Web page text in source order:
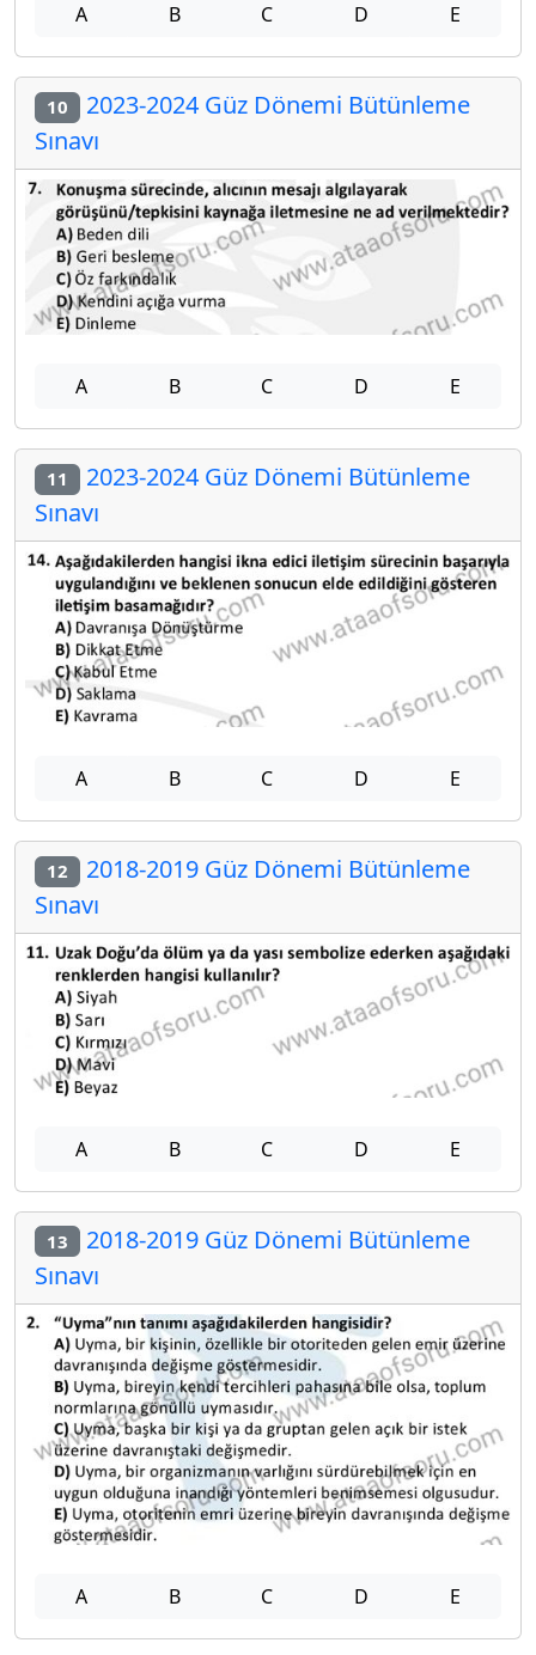
A B C D E
10 2023-2024 Güz Dönemi Bütünleme
Sınavı
A B C D E
11 2023-2024 Güz Dönemi Bütünleme
Sınavı
A B C D E
12 2018-2019 Güz Dönemi Bütünleme
Sınavı
A B C D E
13 2018-2019 Güz Dönemi Bütünleme
Sınavı
A B C D E